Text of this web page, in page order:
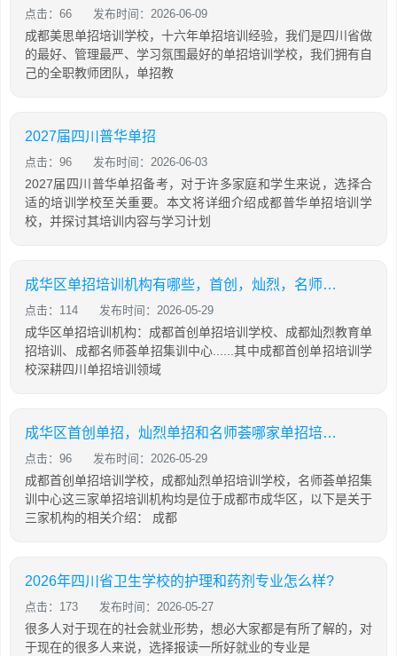
点击：66 发布时间：2026-06-09
成都美思单招培训学校，十六年单招培训经验，我们是四川省做
的最好、管理最严、学习氛围最好的单招培训学校，我们拥有自
己的全职教师团队，单招教
2027届四川普华单招
点击：96 发布时间：2026-06-03
2027届四川普华单招备考，对于许多家庭和学生来说，选择合
适的培训学校至关重要。本文将详细介绍成都普华单招培训学
校，并探讨其培训内容与学习计划
成华区单招培训机构有哪些，首创，灿烈，名师荟哪家更值得推荐
点击：114 发布时间：2026-05-29
成华区单招培训机构：成都首创单招培训学校、成都灿烈教育单
招培训、成都名师荟单招集训中心......其中成都首创单招培训学
校深耕四川单招培训领域
成华区首创单招，灿烈单招和名师荟哪家单招培训效果更好
点击：96 发布时间：2026-05-29
成都首创单招培训学校，成都灿烈单招培训学校，名师荟单招集
训中心这三家单招培训机构均是位于成都市成华区，以下是关于
三家机构的相关介绍： 成都
2026年四川省卫生学校的护理和药剂专业怎么样?
点击：173 发布时间：2026-05-27
很多人对于现在的社会就业形势，想必大家都是有所了解的，对
于现在的很多人来说，选择报读一所好就业的专业是